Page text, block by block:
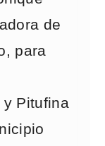
de
para
y Pitufina